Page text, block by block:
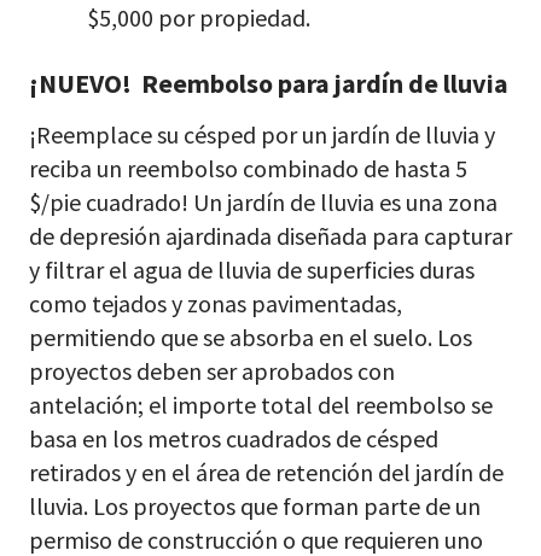
$5,000 por propiedad.
¡NUEVO! Reembolso para jardín de lluvia
¡Reemplace su césped por un jardín de lluvia y
reciba un reembolso combinado de hasta 5
$/pie cuadrado! Un jardín de lluvia es una zona
de depresión ajardinada diseñada para capturar
y filtrar el agua de lluvia de superficies duras
como tejados y zonas pavimentadas,
permitiendo que se absorba en el suelo. Los
proyectos deben ser aprobados con
antelación; el importe total del reembolso se
basa en los metros cuadrados de césped
retirados y en el área de retención del jardín de
lluvia. Los proyectos que forman parte de un
permiso de construcción o que requieren uno